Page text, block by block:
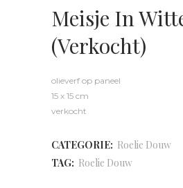
Meisje In
(verkocht)
olieverf op paneel
15 x 15 cm
verkocht
CATEGORIE: Roelie Douw
TAG: Roelie Douw